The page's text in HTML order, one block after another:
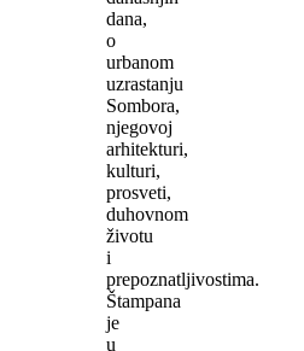
dana,
o
urbanom
uzrastanju
Sombora,
njegovoj
arhitekturi,
kulturi,
prosveti,
duhovnom
životu
i
prepoznatljivostima.
Štampana
je
u